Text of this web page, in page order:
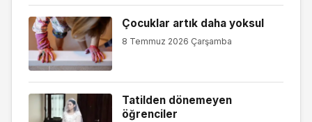
Çocuklar artık daha yoksul
8 Temmuz 2026 Çarşamba
Tatilden dönemeyen
öğrenciler